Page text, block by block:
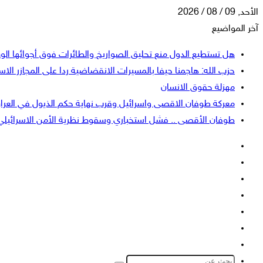
الأحد, 09 / 08 / 2026
آخر المواضيع
هل تستطيع الدول منع تحليق الصواريخ والطائرات فوق أجوائها
حزب الله: هاجمنا حيفا بالمسيرات الانقضاضية ردا على المجازر
مهزلة حقوق الانسان
معركة طوفان الاقصى واسرائيل وقرب نهاية حكم الذيول في
طوفان الأقصى .. فشل استخباري وسقوط نظرية الأمن